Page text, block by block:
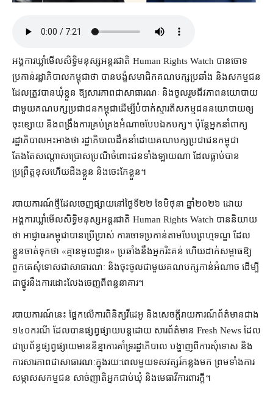
អង្គការ​ឃ្លាំមើល​សិទ្ធិមនុស្ស​អន្តរជាតិ Human Rights Watch បាន​ចោទ
ប្រកាន់​រដ្ឋាភិបាល​កម្ពុជា​ថា បាន​បង្ខំ​សមាជិក​គណបក្សប្រឆាំង និង​សកម្មជន​
ដែល​ត្រូវ​បាន​ឃុំខ្លួន ឱ្យ​សារ​ភាពជា​សាធារណៈ និង​ចូលរួម​ជីវភាព​នយោបាយ​
ជាមួយ​គណបក្ស​ប្រជាជន​កម្ពុជា​ដើម្បី​បំបាក់ស្មារតី​សកម្មជន​នយោបាយ​ឲ្យ​
ចុះ​ខ្សោយ និង​ពង្រឹង​ការគ្រប់គ្រង​អំណាច​បែប​ឯកបក្ស។ ប៉ុន្តែ​អ្នកនាំពាក្យ​
រដ្ឋាភិបាល​អះអាង​ថា រដ្ឋាភិបាល​ដឹកនាំ​ដោយ​គណបក្ស​ប្រជាជន​កម្ពុជា
តែងតែ​សណ្តោស​ប្រោសប្រណី​ចំពោះ​ជន​ទាំងឡាយ​ណា ដែល​ធ្លាប់​បាន​
ប្រព្រឹត្ត​ខុស​ហើយ​ដឹងខ្លួន និង​ចេះ​កែខ្លួន។
របាយការណ៍​ថ្មី​ដែល​ចេញផ្សាយ​នៅ​ថ្ងៃទី​២២ ខែមិថុនា ឆ្នាំ​២០២៦ ដោយ​
អង្គការ​ឃ្លាំមើល​សិទ្ធិមនុស្ស​អន្តរជាតិ Human Rights Watch បាន​និយាយ​
ថា អាជ្ញាធរ​កម្ពុជា​បាន​ប្រើប្រាស់ ការចោទប្រកាន់​តាម​បែប​ព្រហ្មទណ្ឌ ដែល​
ខ្លួន​ចាត់ទុកថា «​គ្មាន​មូលដ្ឋាន​» ប្រឆាំង​នឹង​អ្នក​រិះគន់ ហើយ​ដាក់​សម្ពាធ​ឱ្យ​
ពួកគេ​សុំទោស​ជា​សាធារណៈ និង​ចុះចូល​ជាមួយ​គណបក្សកាន់អំណាច ដើម្បី​
ជា​ថ្នូរ​នឹង​ការ​ដោះលែង​ចេញ​ពី​ពន្ធនាគារ។
របាយការណ៍​នេះ ផ្អែកលើ​ការពិនិត្យ​វីដេអូ និង​សេចក្តី​រាយការណ៍​ព័ត៌មាន​ជាង
១៤០​ករណី ដែល​បាន​ផ្សព្វផ្សាយ​បន្ត​ដោយ សារព័ត៌មាន Fresh News ដែល​
ជា​ប្រព័ន្ធ​ផ្សព្វផ្សាយ​មាន​និន្នាការ​គាំទ្រ​រដ្ឋាភិបាល បង្ហាញ​ពី​ការ​សុំ​ទោស និង​
ការ​សារភាព​ជា​សាធារណៈ​ក្នុង​រយៈពេល​មួយ​ទសវត្សរ៍​កន្លងមក ព្រមទាំង​ការ​
សម្ភាស​សកម្មជន សាច់ញាតិ​អ្នក​ជាប់ឃុំ និង​មេធាវី​ការពារ​ក្តី​។​